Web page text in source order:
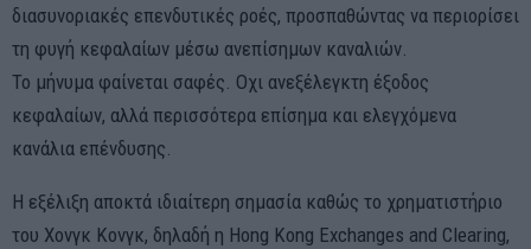
διασυνοριακές επενδυτικές ροές, προσπαθώντας να περιορίσει
τη φυγή κεφαλαίων μέσω ανεπίσημων καναλιών.
Το μήνυμα φαίνεται σαφές. Οχι ανεξέλεγκτη έξοδος
κεφαλαίων, αλλά περισσότερα επίσημα και ελεγχόμενα
κανάλια επένδυσης.
Η εξέλιξη αποκτά ιδιαίτερη σημασία καθώς το χρηματιστήριο
του Χονγκ Κονγκ, δηλαδή η Hong Kong Exchanges and Clearing,